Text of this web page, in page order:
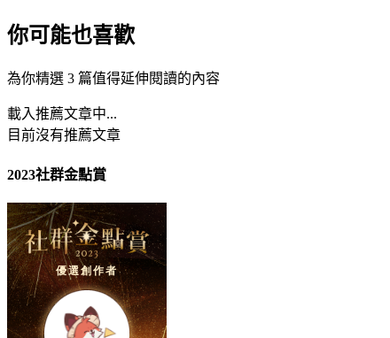
你可能也喜歡
為你精選 3 篇值得延伸閱讀的內容
載入推薦文章中...
目前沒有推薦文章
2023社群金點賞